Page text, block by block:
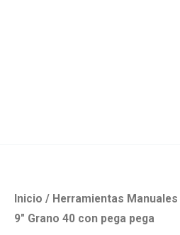
Inicio / Herramientas Manuales
9″ Grano 40 con pega pega
Fierro
Circular